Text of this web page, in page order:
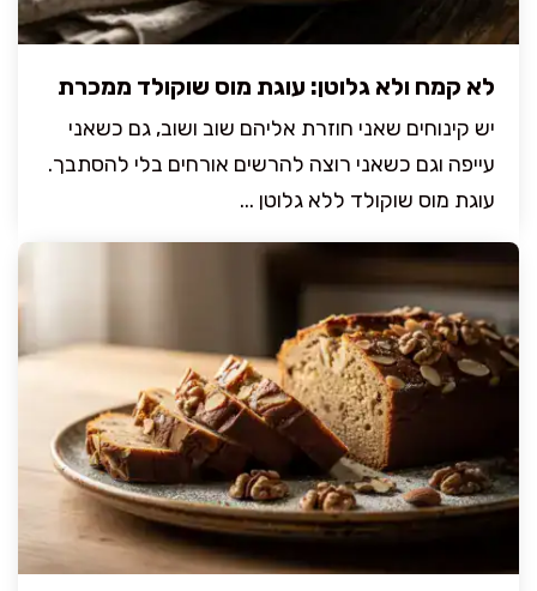
לא קמח ולא גלוטן: עוגת מוס שוקולד ממכרת
יש קינוחים שאני חוזרת אליהם שוב ושוב, גם כשאני
עייפה וגם כשאני רוצה להרשים אורחים בלי להסתבך.
עוגת מוס שוקולד ללא גלוטן ...